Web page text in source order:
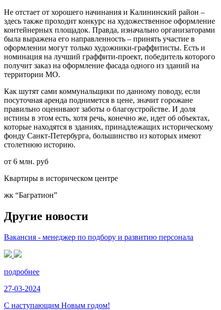
Не отстает от хорошего начинания и Калининский район –
здесь также проходит конкурс на художественное оформление
контейнерных площадок. Правда, изначально организаторами
была выражена его направленность – принять участие в
оформлении могут только художники-граффитисты. Есть и
номинация на лучший граффити-проект, победитель которого
получит заказ на оформление фасада одного из зданий на
территории МО.
Как шутят сами коммунальщики по данному поводу, если
посуточная аренда поднимется в цене, значит горожане
правильно оценивают заботы о благоустройстве. И доля
истины в этом есть, хотя речь, конечно же, идет об объектах,
которые находятся в зданиях, принадлежащих историческому
фонду Санкт-Петербурга, большинство из которых имеют
столетнюю историю.
от 6 млн. руб
Квартиры в историческом центре
жк “Багратион”
Другие новости
Вакансия - менеджер по подбору и развитию персонала
подробнее
27-03-2024
С наступающим Новым годом!